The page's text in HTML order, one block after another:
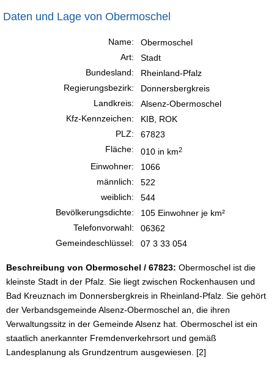
Daten und Lage von Obermoschel
Name:
Obermoschel
Art:
Stadt
Bundesland:
Rheinland-Pfalz
Regierungsbezirk:
Donnersbergkreis
Landkreis:
Alsenz-Obermoschel
Kfz-Kennzeichen:
KIB, ROK
PLZ:
67823
Fläche:
010 in km2
Einwohner:
1066
männlich:
522
weiblich:
544
Bevölkerungsdichte:
105 Einwohner je km²
Telefonvorwahl:
06362
Gemeindeschlüssel:
07 3 33 054
Beschreibung von Obermoschel / 67823: Obermoschel ist die
kleinste Stadt in der Pfalz. Sie liegt zwischen Rockenhausen und
Bad Kreuznach im Donnersbergkreis in Rheinland-Pfalz. Sie gehört
der Verbandsgemeinde Alsenz-Obermoschel an, die ihren
Verwaltungssitz in der Gemeinde Alsenz hat. Obermoschel ist ein
staatlich anerkannter Fremdenverkehrsort und gemäß
Landesplanung als Grundzentrum ausgewiesen. [2]